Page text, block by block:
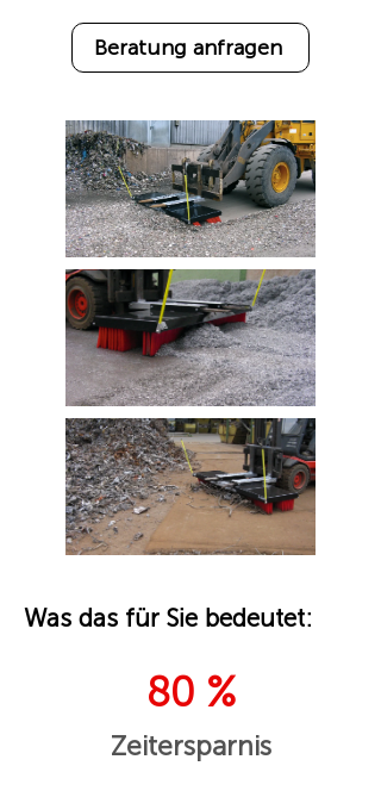
Beratung anfragen
Was das für Sie bedeutet:
80 %
Zeitersparnis